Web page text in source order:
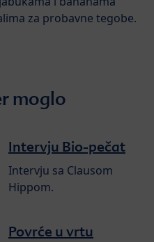
za probavne tegobe.
moglo
Intervju Bio-pečat
Intervju sa Clausom
Hippom.
Povrće u vrtu